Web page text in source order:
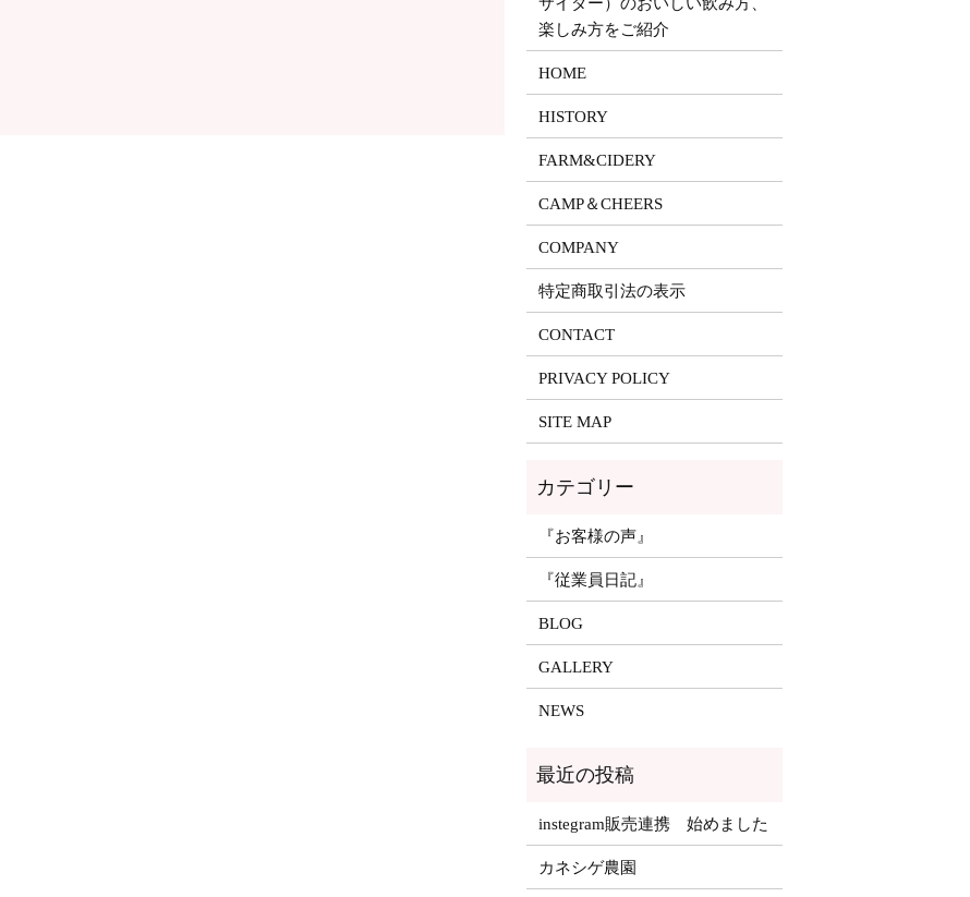
楽しみ方をご紹介
HOME
HISTORY
FARM&CIDERY
CAMP＆CHEERS
COMPANY
特定商取引法の表示
CONTACT
PRIVACY POLICY
SITE MAP
『お客様の声』
『従業員日記』
BLOG
GALLERY
NEWS
instegram販売連携 始めました
カネシゲ農園